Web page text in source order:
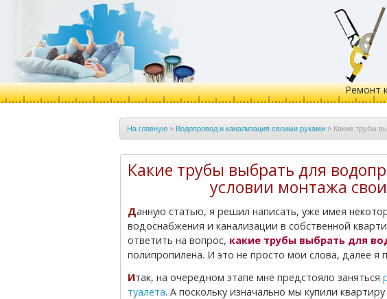
Ремонт
На главную» Водопровод и канализация своими руками» Какие трубы
Какие трубы выбрать для
условии монтажа
Данную статью, я решил написать, уже имея некоторый опыт работы с системами
водоснабжения и канализации в собственной
ответить на вопрос, какие трубы выбрать для
полипропилена. И это не просто мои слова, далее я
Итак, на очередном этапе мне предстояло заняться
туалета. А поскольку изначально мы купили